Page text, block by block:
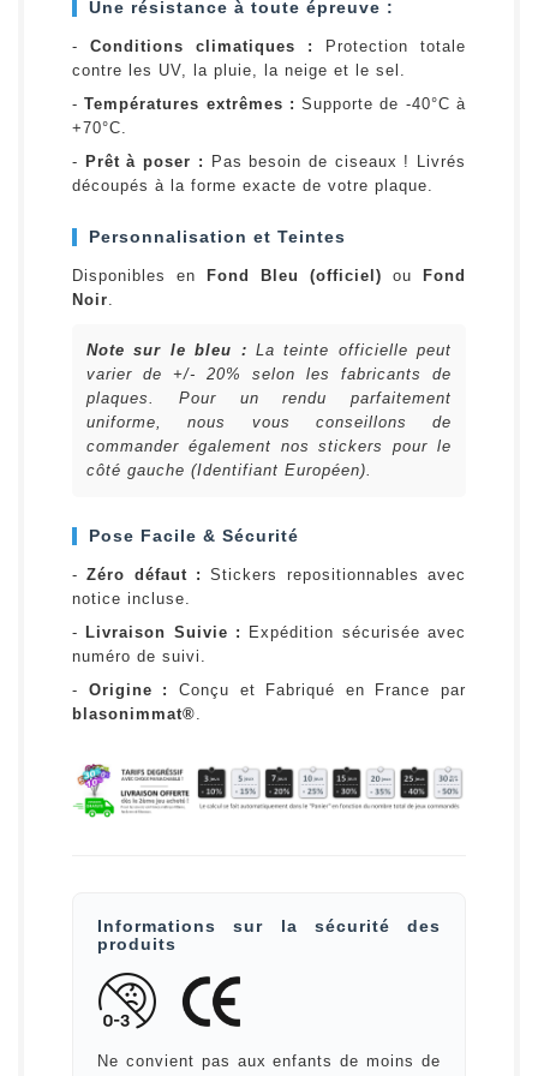
Une résistance à toute épreuve :
- Conditions climatiques :
Protection totale
contre les UV, la pluie, la neige et le sel.
-Températures extrêmes : Supporte de -40°C à
+70°C.
- Prêt à poser :
Pas besoin de ciseaux ! Livrés
découpés à la forme exacte de votre plaque.
Personnalisation et Teintes
Disponibles en Fond Bleu (officiel) ou
Fond
Noir.
Note sur le bleu : La teinte officielle peut
varier de +/- 20% selon les fabricants de
plaques. Pour un rendu parfaitement
uniforme, nous vous conseillons de
commander également nos stickers pour le
côté gauche (Identifiant Européen).
Pose Facile & Sécurité
-Zéro défaut : Stickers repositionnables avec
notice incluse.
- Livraison Suivie :
Expédition sécurisée avec
numéro de suivi.
- Origine :
Conçu et Fabriqué en France par
blasonimmat®.
Informations sur la sécurité des
produits
Ne convient pas aux enfants de moins de